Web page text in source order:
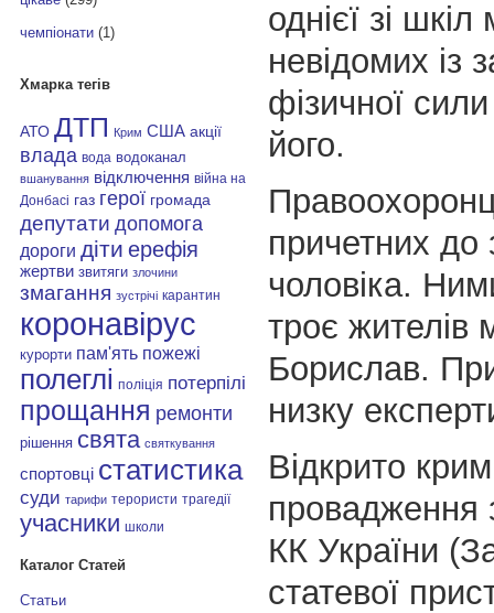
чемпіонати(1)
Хмарка тегів
АТО ДТП Крим США акції
влада вода водоканал
вшанування відключення війна на
Донбасі газ герої громада
депутати допомога
дороги діти ерефія
жертви звитяги злочини
змагання зустрічі карантин
коронавірус
курорти пам'ять пожежі
полеглі поліція потерпілі
прощання ремонти
рішення свята святкування
спортовці статистика
суди тарифи терористи трагедії
учасники школи
Каталог Статей
Статьи
однієї зі шкіл
невідомих із
фізичної
його.
причетних до
чоловіка.
троє жителів
Борислав.
низку
Відкрито
провадження
КК України
статевої